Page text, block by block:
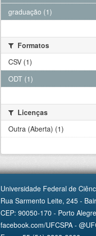
graduação (1)
Formatos
CSV (1)
ODT (1)
Licenças
Outra (Aberta) (1)
Universidade Federal de
Rua Sarmento Leite, 245 -
CEP: 90050-170 - Porto
facebook.com/UFCSPA -